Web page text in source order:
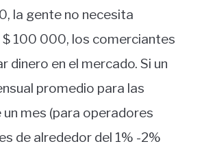
la gente no necesita
$ 100 000, los comerciantes
dinero en el mercado. Si un
promedio para las
mes (para operadores
de alrededor del 1% -2%